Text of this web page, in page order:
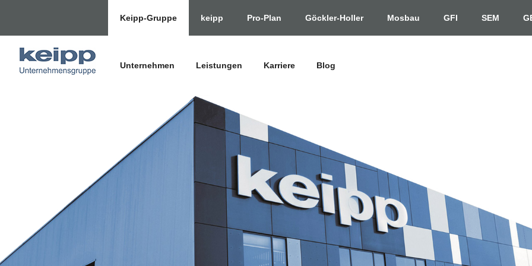
Keipp-Gruppe keipp Pro-Plan Göckler-Holler Mosbau GFI SEM
Unternehmen Leistungen Karriere Blog